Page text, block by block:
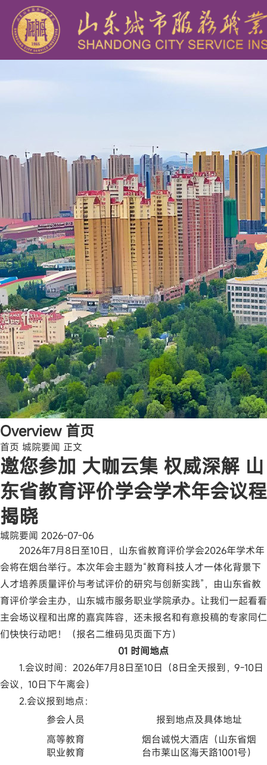
Overview首页
首页 城院要闻 正文
邀您参加 大咖云集 权威深解 山
东省教育评价学会学术年会议程
揭晓
城院要闻 2026-07-06
2026年7月8日至10日，山东省教育评价学会2026年学术年
会将在烟台举行。本次年会主题为“教育科技人才一体化背景下
人才培养质量评价与考试评价的研究与创新实践”，由山东省教
育评价学会主办，山东城市服务职业学院承办。让我们一起看看
主会场议程和出席的嘉宾阵容，还未报名和有意投稿的专家同仁
们快快行动吧！（报名二维码见页面下方）
01 时间地点
1.会议时间：2026年7月8日至10日（8日全天报到，9-10日
会议，10日下午离会）
2.会议报到地点：
参会人员
报到地点及具体地址
高等教育
职业教育
烟台诚悦大酒店（山东省烟
台市莱山区海天路1001号）